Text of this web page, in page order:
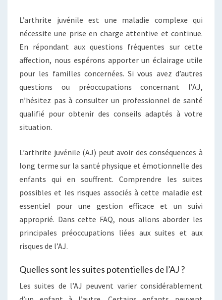
L’arthrite juvénile est une maladie complexe qui
nécessite une prise en charge attentive et continue.
En répondant aux questions fréquentes sur cette
affection, nous espérons apporter un éclairage utile
pour les familles concernées. Si vous avez d’autres
questions ou préoccupations concernant l’AJ,
n’hésitez pas à consulter un professionnel de santé
qualifié pour obtenir des conseils adaptés à votre
situation.
L’arthrite juvénile (AJ) peut avoir des conséquences à
long terme sur la santé physique et émotionnelle des
enfants qui en souffrent. Comprendre les suites
possibles et les risques associés à cette maladie est
essentiel pour une gestion efficace et un suivi
approprié. Dans cette FAQ, nous allons aborder les
principales préoccupations liées aux suites et aux
risques de l’AJ.
Quelles sont les suites potentielles de l’AJ ?
Les suites de l’AJ peuvent varier considérablement